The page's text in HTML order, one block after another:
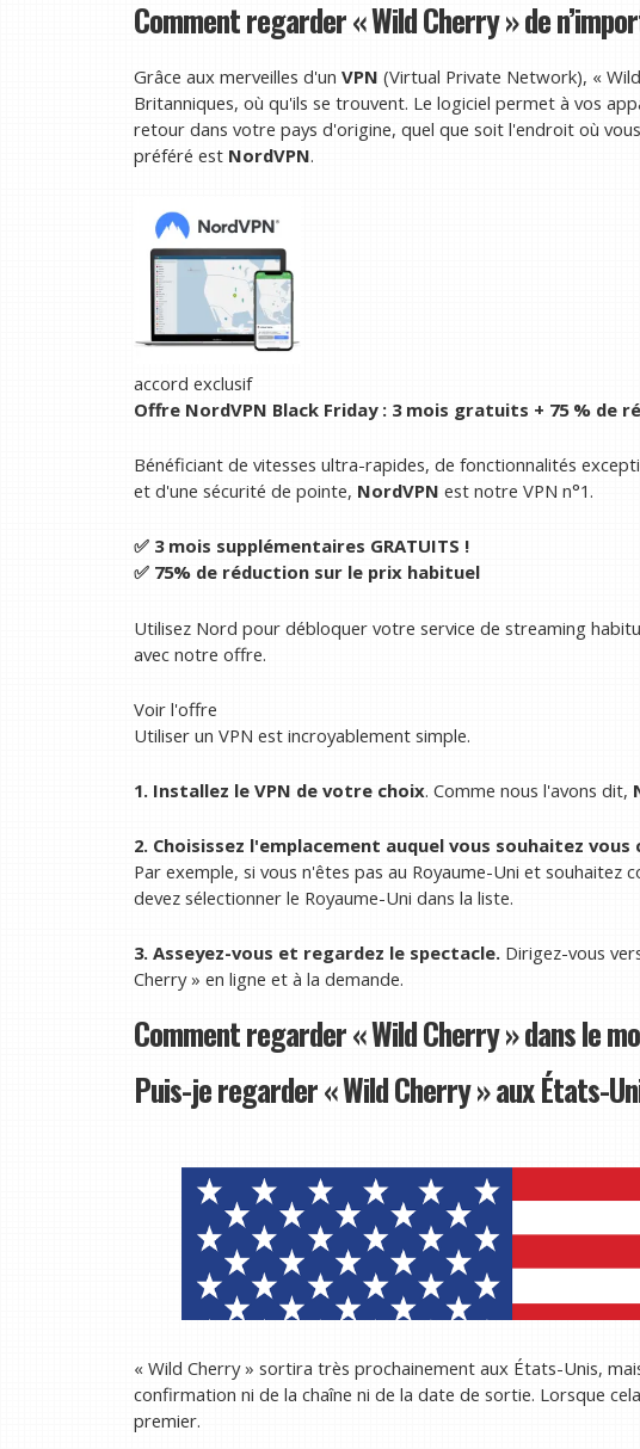
Comment regarder « Wild Cherry » de
Grâce aux merveilles d'un VPN (Virtual Private Network), «
Britanniques, où qu'ils se trouvent. Le logiciel permet à vos
retour dans votre pays d'origine, quel que soit l'endroit où
préféré est NordVPN.
accord exclusif
Offre NordVPN Black Friday : 3 mois gratuits + 75 % de
Bénéficiant de vitesses ultra-rapides, de fonctionnalités
et d'une sécurité de pointe, NordVPN est notre VPN n°1.
✅ 3 mois supplémentaires GRATUITS !
✅ 75% de réduction sur le prix habituel
Utilisez Nord pour débloquer votre service de streaming
avec notre offre.
Voir l'offre
Utiliser un VPN est incroyablement simple.
1. Installez le VPN de votre choix. Comme nous l'avons dit,
2. Choisissez l'emplacement auquel vous souhaitez
Par exemple, si vous n'êtes pas au Royaume-Uni et souhaitez
devez sélectionner le Royaume-Uni dans la liste.
3. Asseyez-vous et regardez le spectacle. Dirigez-vous
Cherry » en ligne et à la demande.
Comment regarder « Wild Cherry » dans le
Puis-je regarder « Wild Cherry » aux États-
« Wild Cherry » sortira très prochainement aux États-Unis,
confirmation ni de la chaîne ni de la date de sortie. Lorsque
premier.